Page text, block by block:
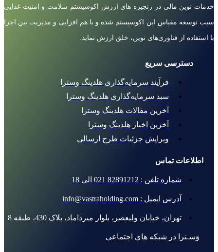
خدمات نوین مالی در زنجیره های ارزش اکوسیستم سلامت و امنیت غذایی
سبب توسعه مقیاس این اکوسیستم شده و با هم افزایی و مدیریت بین اجزا
با استفاده از فناوری‌های نوین، خلق ارزش نماید.
دسترسی سریع
فرآیند سرمایه‌گذاری هلدینگ وسترا
سبد سرمایه‌گذاری هلدینگ وسترا
آخرین مقالات هلدینگ وسترا
آخرین اخبار هلدینگ وسترا
ویرایش جزئیات طرح ارسالی
اطلاعات تماس
شماره تلفن : 82891212 021 الی 18
آدرس ایمیل : info@vastraholding.com
تهران، خیابان ولیعصر، بلوار میرداماد، پلاک 430، طبقه 8
وَسـترا در شبکه های اجتماعی